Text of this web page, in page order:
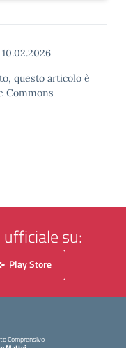
10.02.2026
questo articolo è
Commons
su:
Play Store
Comprensivo